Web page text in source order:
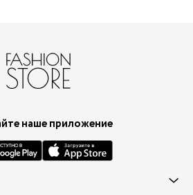
наше приложение